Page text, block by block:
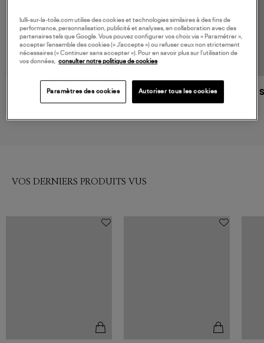
LA NOUVELLE
Top Augustin Noir
AOKYANOS
Caraco Lewiston Léopard,
VOS DERNIERS PRODUITS VUS
lulli-sur-la-toile.com utilise des cookies et technologies similaires à des fins de
performance, personnalisation, publicité et analyses, en collaboration avec des
partenaires tels que Google. Vous pouvez configurer vos choix via « Paramétrer »,
accepter l’ensemble des cookies (« J’accepte ») ou refuser ceux non strictement
nécessaires (« Continuer sans accepter »). Pour en savoir plus sur l’utilisation de
vos données, consulter notre politique de cookies
Paramètres des cookies Autoriser tous les cookies